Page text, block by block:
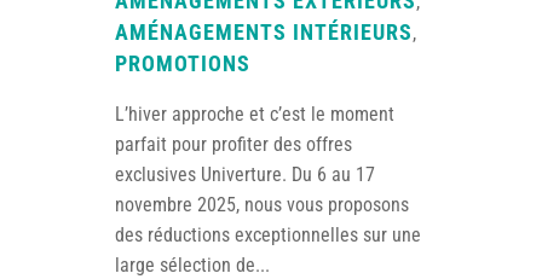
AMÉNAGEMENTS INTÉRIEURS,
PROMOTIONS
L’hiver approche et c’est le moment
parfait pour profiter des offres
exclusives Univerture. Du 6 au 17
novembre 2025, nous vous proposons
des réductions exceptionnelles sur une
large sélection de...